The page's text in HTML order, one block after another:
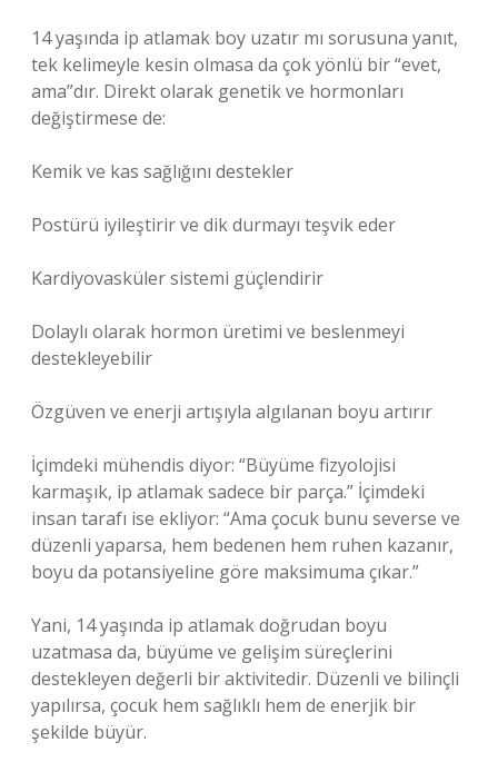
14 yaşında ip atlamak boy uzatır mı sorusuna yanıt,
tek kelimeyle kesin olmasa da çok yönlü bir “evet,
ama”dır. Direkt olarak genetik ve hormonları
değiştirmese de:
Kemik ve kas sağlığını destekler
Postürü iyileştirir ve dik durmayı teşvik eder
Kardiyovasküler sistemi güçlendirir
Dolaylı olarak hormon üretimi ve beslenmeyi
destekleyebilir
Özgüven ve enerji artışıyla algılanan boyu artırır
İçimdeki mühendis diyor: “Büyüme fizyolojisi
karmaşık, ip atlamak sadece bir parça.” İçimdeki
insan tarafı ise ekliyor: “Ama çocuk bunu severse ve
düzenli yaparsa, hem bedenen hem ruhen kazanır,
boyu da potansiyeline göre maksimuma çıkar.”
Yani, 14 yaşında ip atlamak doğrudan boyu
uzatmasa da, büyüme ve gelişim süreçlerini
destekleyen değerli bir aktivitedir. Düzenli ve bilinçli
yapılırsa, çocuk hem sağlıklı hem de enerjik bir
şekilde büyür.